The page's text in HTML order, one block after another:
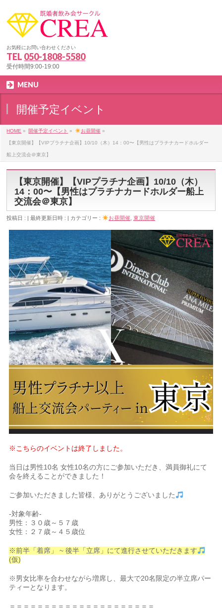
お気軽にお問い合わせください
TEL 050-1808-5580
受付時間9:00-19:00
MENU
開催予定イベント
HOME » 開催予定イベント » お昼開催 »
【東京開催】【VIPプラチナ企画】10/10（木）14：00〜【男性はプラチナカードホルダー
船上交流会＠東京】
【東京開催】【VIPプラチナ企画】10/10（木）
14：00〜【男性はプラチナカードホルダー船上
交流会＠東京】
投稿日 : 最終更新日時 : カテゴリー : お昼開催, 東京開催
※こちらのイベントは終了しました。
当日は男性10名 女性10名の方にご参加いただき、満員御礼にて
会を終えることができました！
ご参加いただきました皆様、ありがとうございました
-対象年齢-
男性：３０歳～５７歳
女性：２７歳～４５歳位
※前半「着席」 ~ 後半「立席」にて進行させていただきます
(仮)
※男女比率を合わせながら増席し、最大で20名限定の半立席パー
ティーとなります。
＝＝＝＝＝＝＝＝＝＝＝＝＝＝＝＝＝＝＝＝＝